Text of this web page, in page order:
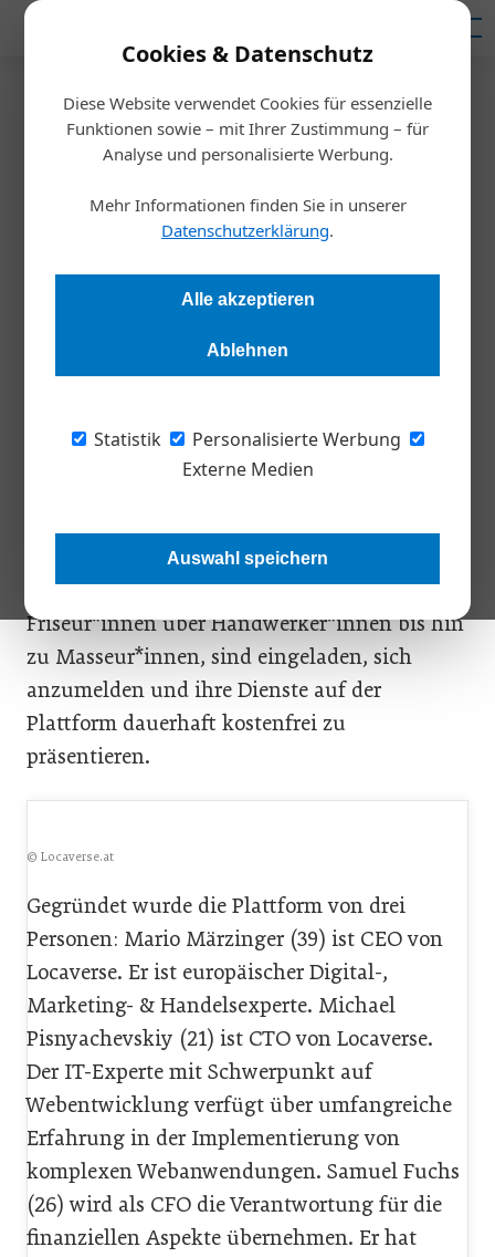
Cookies & Datenschutz
Diese Website verwendet Cookies für essenzielle
Funktionen sowie – mit Ihrer Zustimmung – für
Analyse und personalisierte Werbung.
Mehr Informationen finden Sie in unserer
Datenschutzerklärung.
Alle akzeptieren
Ablehnen
Statistik
Personalisierte Werbung
Externe Medien
Auswahl speichern
Startseite/Meldungen
Locaverse
Plattform für mobile
Dienstleistungen
Locaverse.at ist die erste universelle Plattform für mobile
Anbieter*innen, die zum eigenen Standort kommen.
Services aus über 140 Kategorien. Alle
mobilen Dienstleister*innen, von
Friseur*innen über Handwerker*innen bis hin
zu Masseur*innen, sind eingeladen, sich
anzumelden und ihre Dienste auf der
Plattform dauerhaft kostenfrei zu
präsentieren.
© Locaverse.at
Gegründet wurde die Plattform von drei
Personen: Mario Märzinger (39) ist CEO von
Locaverse. Er ist europäischer Digital-,
Marketing- & Handelsexperte. Michael
Pisnyachevskiy (21) ist CTO von Locaverse.
Der IT-Experte mit Schwerpunkt auf
Webentwicklung verfügt über umfangreiche
Erfahrung in der Implementierung von
komplexen Webanwendungen. Samuel Fuchs
(26) wird als CFO die Verantwortung für die
finanziellen Aspekte übernehmen. Er hat